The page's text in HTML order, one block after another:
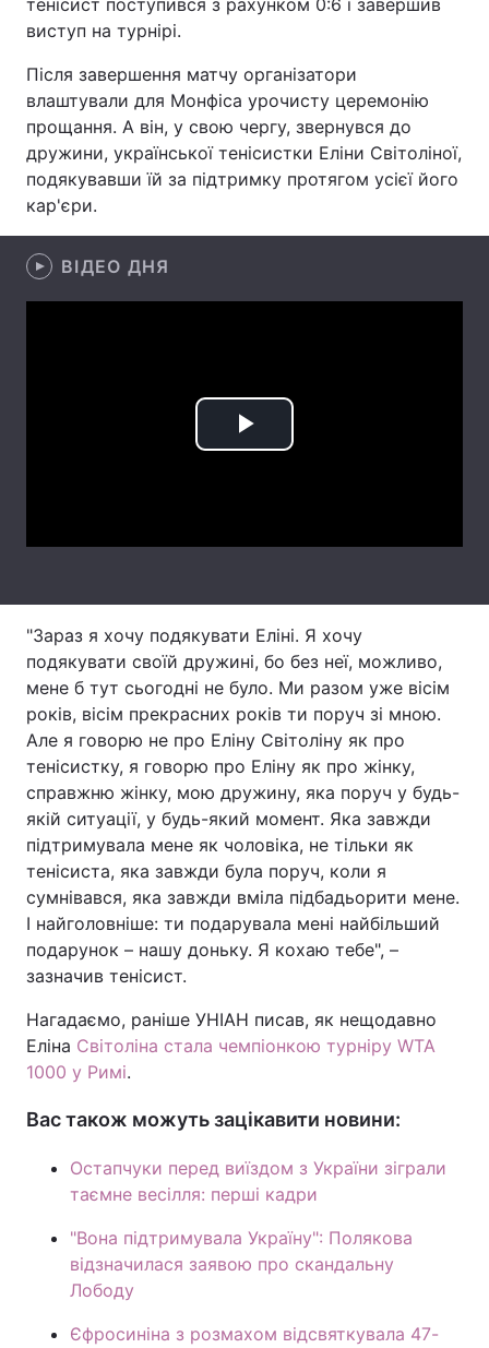
Техно і зв'язок Лайт
Зброя Інциденти
Здоров'я Туризм
Цікавинки Погода
Екологія
Лонгріди
Тема оформлення
тенісист поступився з рахунком 0:6 і завершив
виступ на турнірі.
Після завершення матчу організатори
влаштували для Монфіса урочисту церемонію
прощання. А він, у свою чергу, звернувся до
дружини, української тенісистки Еліни Світоліної,
подякувавши їй за підтримку протягом усієї його
кар'єри.
ВІДЕО ДНЯ
Play
"Зараз я хочу подякувати Еліні. Я хочу
подякувати своїй дружині, бо без неї, можливо,
мене б тут сьогодні не було. Ми разом уже вісім
років, вісім прекрасних років ти поруч зі мною.
Але я говорю не про Еліну Світоліну як про
тенісистку, я говорю про Еліну як про жінку,
справжню жінку, мою дружину, яка поруч у будь-
якій ситуації, у будь-який момент. Яка завжди
підтримувала мене як чоловіка, не тільки як
тенісиста, яка завжди була поруч, коли я
сумнівався, яка завжди вміла підбадьорити мене.
І найголовніше: ти подарувала мені найбільший
подарунок – нашу доньку. Я кохаю тебе", –
зазначив тенісист.
Нагадаємо, раніше УНІАН писав, як нещодавно
Еліна Світоліна стала чемпіонкою турніру WTA
1000 у Римі.
Вас також можуть зацікавити новини:
Остапчуки перед виїздом з України зіграли
таємне весілля: перші кадри
"Вона підтримувала Україну": Полякова
відзначилася заявою про скандальну
Лободу
Єфросиніна з розмахом відсвяткувала 47-